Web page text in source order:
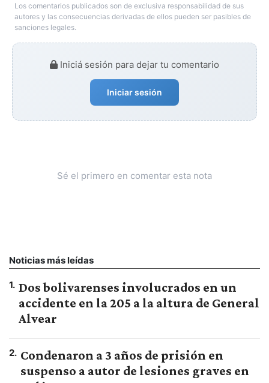
Los comentarios publicados son de exclusiva responsabilidad de sus
autores y las consecuencias derivadas de ellos pueden ser pasibles de
sanciones legales.
Iniciá sesión para dejar tu comentario
Iniciar sesión
Sé el primero en comentar esta nota
Noticias más leídas
1. Dos bolivarenses involucrados en un
accidente en la 205 a la altura de General
Alvear
2. Condenaron a 3 años de prisión en
suspenso a autor de lesiones graves en